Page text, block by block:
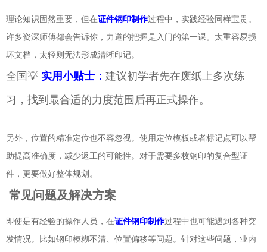
理论知识固然重要，但在证件钢印制作过程中，实践经验同样宝贵。
许多资深师傅都会告诉你，力道的把握是入门的第一课。太重容易损
坏文档，太轻则无法形成清晰印记。
全国💡 实用小贴士： 建议初学者先在废纸上多次练
习，找到最合适的力度范围后再正式操作。
另外，位置的精准定位也不容忽视。使用定位模板或者标记点可以帮
助提高准确度，减少返工的可能性。对于需要多枚钢印的复合型证
件，更要做好整体规划。
常见问题及解决方案
即使是有经验的操作人员，在证件钢印制作过程中也可能遇到各种突
发情况。比如钢印模糊不清、位置偏移等问题。针对这些问题，业内